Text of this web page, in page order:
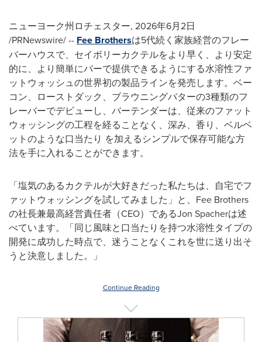
ニューヨーク州ロチェスター, 2026年6月2日
/PRNewswire/ -- Fee Brothersは5代続く家族経営のフレー
バーハウスで、セイボリーカクテルをより早く、より安定
的に、より簡単にバーで提供できるようにする水溶性ファ
ットウォッシュの世界初の製品ラインを発売します。ベー
コン、ローストダック、ブラウニングバターの3種類のフ
レーバーでデビューし、バーテンダーは、従来のファット
ウォッシングの工程を経ることなく、深み、香り、ベルベ
ットのような口当たり を加えるシンプルで保存可能な方
法を手に入れることができます。
「塩気のあるカクテルが大好きだった私たちは、自宅でフ
ァットウォッシングを試してみました」と、Fee Brothers
の社長兼最高経営責任者（CEO）であるJon Spacherは述
べています。「同じ風味と口当たりを持つ水溶性タイプの
開発に成功した時点で、迷うことなくこれを世に送り出そ
うと決意しました。」
Continue Reading